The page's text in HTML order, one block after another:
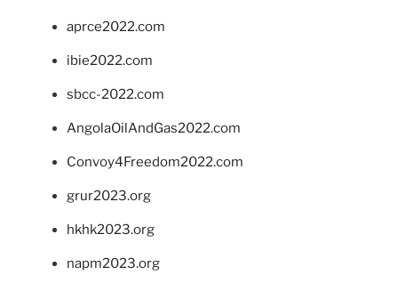
aprce2022.com
ibie2022.com
sbcc-2022.com
AngolaOilAndGas2022.com
Convoy4Freedom2022.com
grur2023.org
hkhk2023.org
napm2023.org